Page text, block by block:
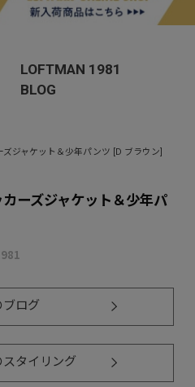
LOFTMAN 1981
BLOG
ズジャケット＆少年パンツ [D ブラウン]
ーズジャケット＆少年パ
ログ
タイリング